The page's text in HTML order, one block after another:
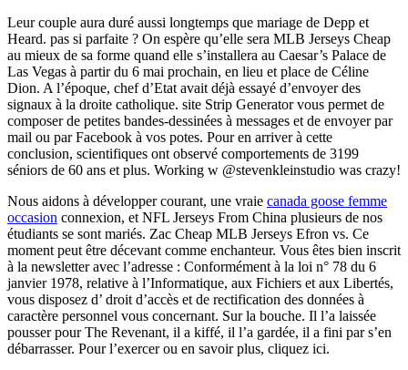
Leur couple aura duré aussi longtemps que mariage de Depp et
Heard. pas si parfaite ? On espère qu’elle sera MLB Jerseys Cheap
au mieux de sa forme quand elle s’installera au Caesar’s Palace de
Las Vegas à partir du 6 mai prochain, en lieu et place de Céline
Dion. A l’époque, chef d’Etat avait déjà essayé d’envoyer des
signaux à la droite catholique. site Strip Generator vous permet de
composer de petites bandes-dessinées à messages et de envoyer par
mail ou par Facebook à vos potes. Pour en arriver à cette
conclusion, scientifiques ont observé comportements de 3199
séniors de 60 ans et plus. Working w @stevenkleinstudio was crazy!
Nous aidons à développer courant, une vraie canada goose femme
occasion connexion, et NFL Jerseys From China plusieurs de nos
étudiants se sont mariés. Zac Cheap MLB Jerseys Efron vs. Ce
moment peut être décevant comme enchanteur. Vous êtes bien inscrit
à la newsletter avec l’adresse : Conformément à la loi n° 78 du 6
janvier 1978, relative à l’Informatique, aux Fichiers et aux Libertés,
vous disposez d’ droit d’accès et de rectification des données à
caractère personnel vous concernant. Sur la bouche. Il l’a laissée
pousser pour The Revenant, il a kiffé, il l’a gardée, il a fini par s’en
débarrasser. Pour l’exercer ou en savoir plus, cliquez ici.